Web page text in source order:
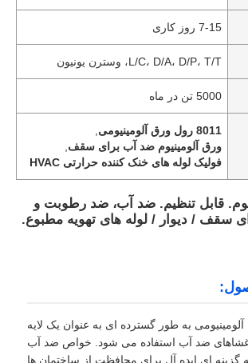
7-15 روز کاری
L/C، D/A، D/P، T/T، وسترن یونیون
5000 تن در ماه
8011 رول ورق آلومینیومی
ورق آلومینیوم ضد آب برای سقف
فولیک لوله های خنک کننده حرارتی HVAC
قابل تنظیم. ضد آب، ضد رطوبت و
سقف / دیوار / لوله های تهویه مطبوع.
به طور گسترده ای به عنوان یک لایه
ضد آب استفاده می شود. خواص ضد آب
گزینه ای ایده آل برای محافظت از ساختمان ها